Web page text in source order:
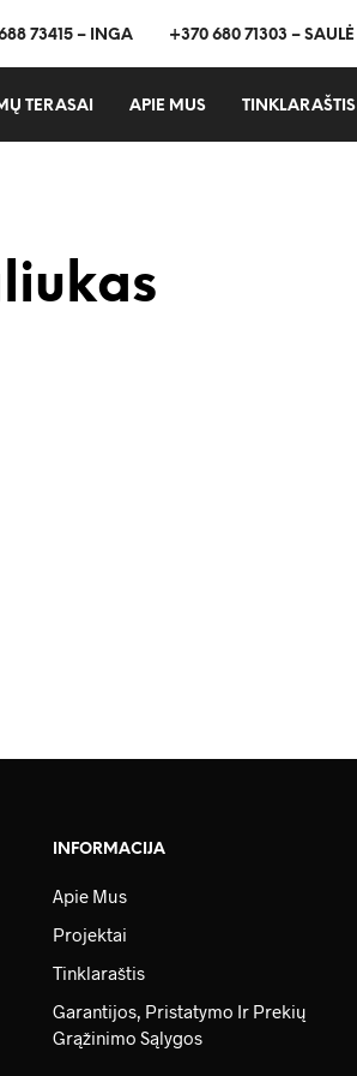
73415 – INGA +370 680 71303 – SAULĖ
TERASAI APIE MUS TINKLARAŠTIS
INFORMACIJA
Apie Mus
Projektai
Tinklaraštis
Garantijos, Pristatymo Ir Prekių
Grąžinimo Sąlygos